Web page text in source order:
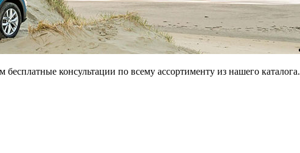
консультации по всему ассортименту из нашего каталога.